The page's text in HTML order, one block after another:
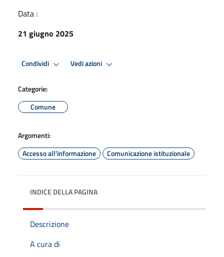
Data :
21 giugno 2025
Condividi Vedi azioni
Categorie:
Comune
Argomenti:
Accesso all'informazione
Comunicazione istituzionale
INDICE DELLA PAGINA
Descrizione
A cura di